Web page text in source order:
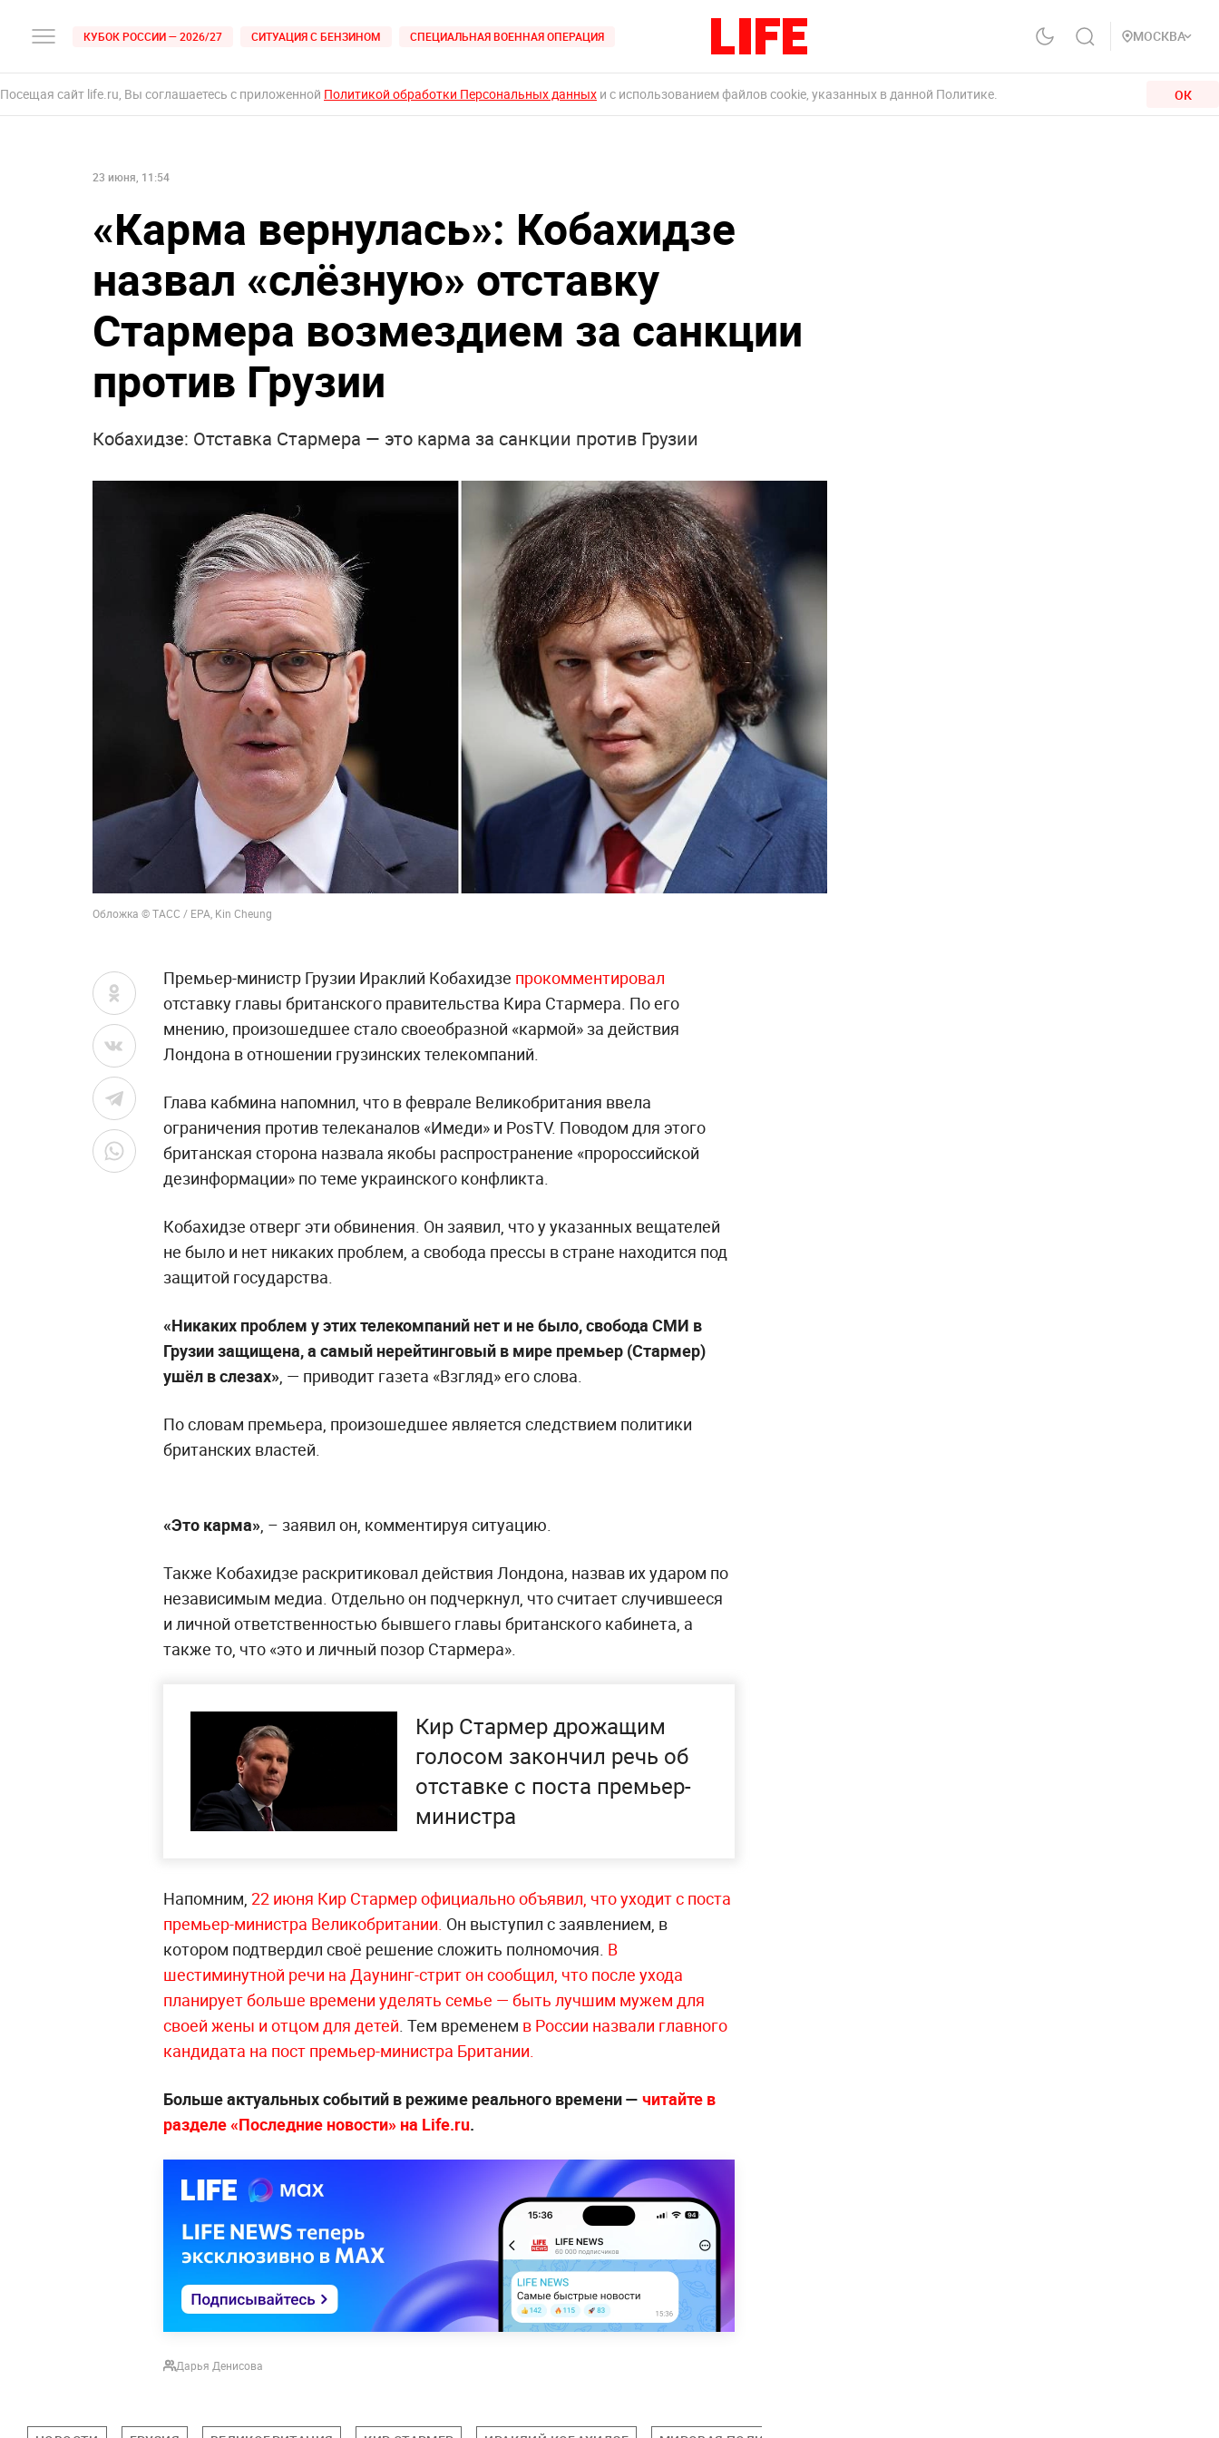
КУБОК РОССИИ — 2026/27 СИТУАЦИЯ С БЕНЗИНОМ СПЕЦИАЛЬНАЯ ВОЕННАЯ ОПЕРАЦИЯ МОСКВА
Посещая сайт life.ru, Вы соглашаетесь с приложенной Политикой обработки Персональных данных и с использованием файлов cookie, указанных в данной Политике. ОК
23 июня, 11:54
«Карма вернулась»: Кобахидзе
назвал «слёзную» отставку
Стармера возмездием за санкции
против Грузии
Кобахидзе: Отставка Стармера — это карма за санкции против Грузии
Обложка © ТАСС / ЕРА, Kin Cheung
Премьер-министр Грузии Ираклий Кобахидзе прокомментировал
отставку главы британского правительства Кира Стармера. По его
мнению, произошедшее стало своеобразной «кармой» за действия
Лондона в отношении грузинских телекомпаний.
Глава кабмина напомнил, что в феврале Великобритания ввела
ограничения против телеканалов «Имеди» и PosTV. Поводом для этого
британская сторона назвала якобы распространение «пророссийской
дезинформации» по теме украинского конфликта.
Кобахидзе отверг эти обвинения. Он заявил, что у указанных вещателей
не было и нет никаких проблем, а свобода прессы в стране находится под
защитой государства.
«Никаких проблем у этих телекомпаний нет и не было, свобода СМИ в
Грузии защищена, а самый нерейтинговый в мире премьер (Стармер)
ушёл в слезах», — приводит газета «Взгляд» его слова.
По словам премьера, произошедшее является следствием политики
британских властей.
«Это карма», – заявил он, комментируя ситуацию.
Также Кобахидзе раскритиковал действия Лондона, назвав их ударом по
независимым медиа. Отдельно он подчеркнул, что считает случившееся
и личной ответственностью бывшего главы британского кабинета, а
также то, что «это и личный позор Стармера».
Кир Стармер дрожащим
голосом закончил речь об
отставке с поста премьер-
министра
Напомним, 22 июня Кир Стармер официально объявил, что уходит с поста
премьер-министра Великобритании. Он выступил с заявлением, в
котором подтвердил своё решение сложить полномочия. В
шестиминутной речи на Даунинг-стрит он сообщил, что после ухода
планирует больше времени уделять семье — быть лучшим мужем для
своей жены и отцом для детей. Тем временем в России назвали главного
кандидата на пост премьер-министра Британии.
Больше актуальных событий в режиме реального времени — читайте в
разделе «Последние новости» на Life.ru.
Дарья Денисова